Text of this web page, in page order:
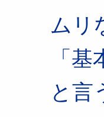
ムリ
「
と言